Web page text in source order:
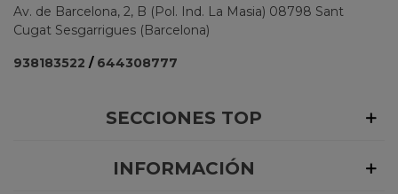
Av. de Barcelona, 2, B (Pol. Ind. La Masia) 08798 Sant
Cugat Sesgarrigues (Barcelona)
938183522 / 644308777
SECCIONES TOP
INFORMACIÓN